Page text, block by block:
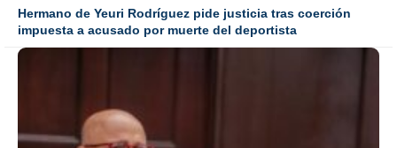
Hermano de Yeuri Rodríguez pide justicia tras coerción
impuesta a acusado por muerte del deportista